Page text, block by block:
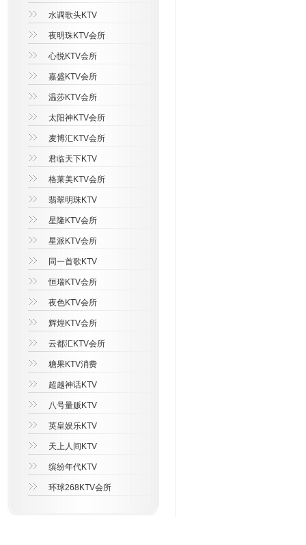
水调歌头KTV
夜明珠KTV会所
心悦KTV会所
嘉盛KTV会所
温莎KTV会所
太阳神KTV会所
麦博汇KTV会所
君临天下KTV
格莱美KTV会所
翡翠明珠KTV
星隆KTV会所
星派KTV会所
同一首歌KTV
恒瑞KTV会所
夜色KTV会所
辉煌KTV会所
云都汇KTV会所
糖果KTV消费
超越神话KTV
八号量贩KTV
英皇娱乐KTV
天上人间KTV
缤纷年代KTV
环球268KTV会所